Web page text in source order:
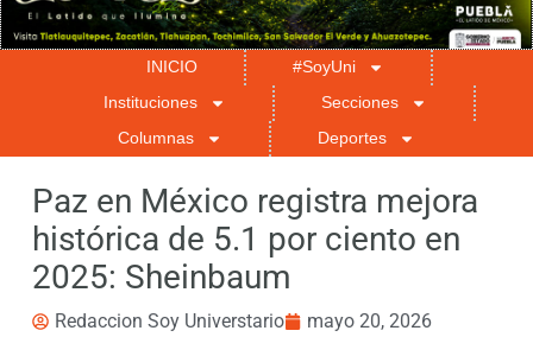
INICIO
#SoyUni
Instituciones
Secciones
Columnas
Deportes
Paz en México registra mejora
histórica de 5.1 por ciento en
2025: Sheinbaum
Redaccion Soy Universtario mayo 20, 2026